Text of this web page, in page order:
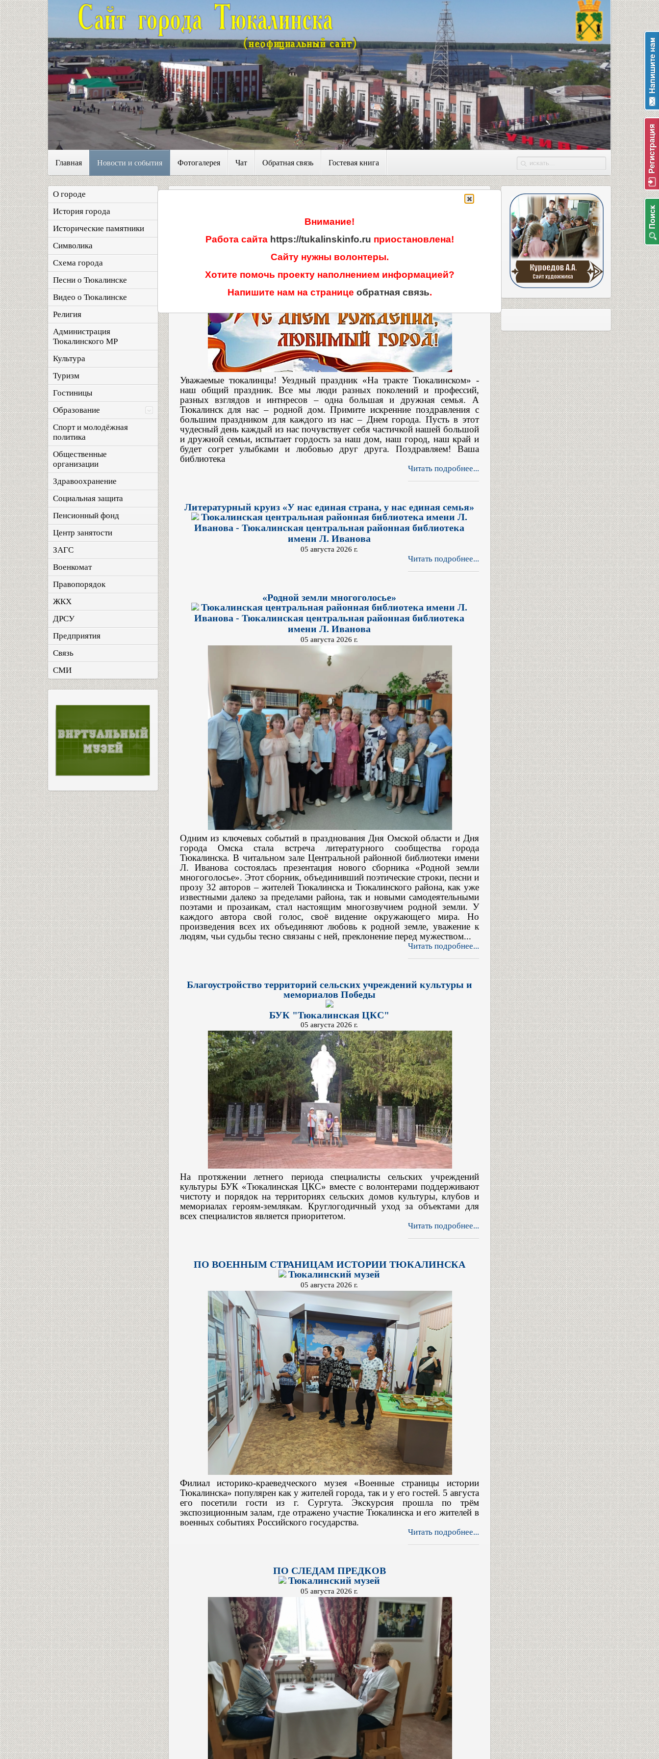
Главная Новости и события Фотогалерея Чат Обратная связь Гостевая книга
С Днём рождения, любимый город!
Тюкалинская центральная районная библиотека имени Л.
имени Л. Иванова
Уважаемые тюкалинцы! Уездный праздник «На тракте Тюкалинском» -
наш общий праздник. Все мы люди разных поколений и профессий,
разных взглядов и интнресов – одна большая и дружная семья. А
Тюкалинск для нас – родной дом. Примите искренние поздравления с
большим праздником для каждого из нас – Днем города. Пусть в этот
чудесный день каждый из нас почувствует себя частичкой нашей большой
и дружной семьи, испытает гордость за наш дом, наш город, наш край и
будет согрет улыбками и любовью друг друга. Поздравляем! Ваша
библиотека
Читать подробнее...
Литературный круиз «У нас единая страна, у нас единая семья»
Тюкалинская центральная районная библиотека имени Л.
Иванова - Тюкалинская центральная районная библиотека
имени Л. Иванова
05 августа 2026 г.
Читать подробнее...
«Родной земли многоголосье»
Тюкалинская центральная районная библиотека имени Л.
Иванова - Тюкалинская центральная районная библиотека
имени Л. Иванова
05 августа 2026 г.
Одним из ключевых событий в празднования Дня Омской области и Дня
города Омска стала встреча литературного сообщества города
Тюкалинска. В читальном зале Центральной районной библиотеки имени
Л. Иванова состоялась презентация нового сборника «Родной земли
многоголосье». Этот сборник, объединивший поэтические строки, песни и
прозу 32 авторов – жителей Тюкалинска и Тюкалинского района, как уже
известными далеко за пределами района, так и новыми самодеятельными
поэтами и прозаикам, стал настоящим многозвучием родной земли. У
каждого автора свой голос, своё видение окружающего мира. Но
произведения всех их объединяют любовь к родной земле, уважение к
людям, чьи судьбы тесно связаны с ней, преклонение перед мужеством...
Читать подробнее...
Благоустройство территорий сельских учреждений культуры и
мемориалов Победы
БУК "Тюкалинская ЦКС"
05 августа 2026 г.
На протяжении летнего периода специалисты сельских учреждений
культуры БУК «Тюкалинская ЦКС» вместе с волонтерами поддерживают
чистоту и порядок на территориях сельских домов культуры, клубов и
мемориалах героям-землякам. Круглогодичный уход за объектами для
всех специалистов является приоритетом.
Читать подробнее...
ПО ВОЕННЫМ СТРАНИЦАМ ИСТОРИИ ТЮКАЛИНСКА
Тюкалинский музей
05 августа 2026 г.
Филиал историко-краеведческого музея «Военные страницы истории
Тюкалинска» популярен как у жителей города, так и у его гостей. 5 августа
его посетили гости из г. Сургута. Экскурсия прошла по трём
экспозиционным залам, где отражено участие Тюкалинска и его жителей в
военных событиях Российского государства.
Читать подробнее...
ПО СЛЕДАМ ПРЕДКОВ
Тюкалинский музей
05 августа 2026 г.
О городе
История города
Исторические памятники
Символика
Схема города
Песни о Тюкалинске
Видео о Тюкалинске
Религия
Администрация
Тюкалинского МР
Культура
Туризм
Гостиницы
Образование
Спорт и молодёжная
политика
Общественные
организации
Здравоохранение
Социальная защита
Пенсионный фонд
Центр занятости
ЗАГС
Военкомат
Правопорядок
ЖКХ
ДРСУ
Предприятия
Связь
СМИ
Внимание!
Работа сайта https://tukalinskinfo.ru приостановлена!
Сайту нужны волонтеры.
Хотите помочь проекту наполнением информацией?
Напишите нам на странице обратная связь.